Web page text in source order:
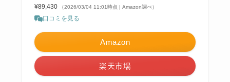
¥89,430
（2026/03/04 11:01時点 | Amazon調べ）
口コミを見る
Amazon
楽天市場